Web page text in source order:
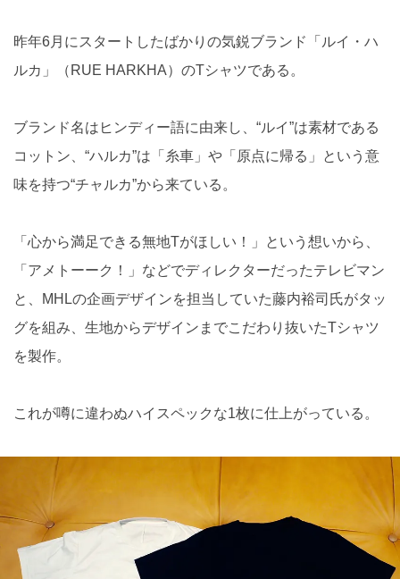
昨年6月にスタートしたばかりの気鋭ブランド「ルイ・ハ
ルカ」（RUE HARKHA）のTシャツである。
ブランド名はヒンディー語に由来し、“ルイ”は素材である
コットン、“ハルカ”は「糸車」や「原点に帰る」という意
味を持つ“チャルカ”から来ている。
「心から満足できる無地Tがほしい！」という想いから、
「アメトーーク！」などでディレクターだったテレビマン
と、MHLの企画デザインを担当していた藤内裕司氏がタッ
グを組み、生地からデザインまでこだわり抜いたTシャツ
を製作。
これが噂に違わぬハイスペックな1枚に仕上がっている。